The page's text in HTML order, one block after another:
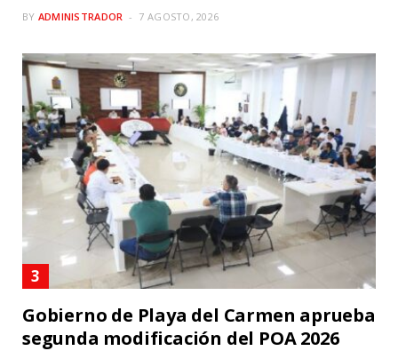
BY ADMINISTRADOR 7 AGOSTO, 2026
Gobierno de Playa del Carmen aprueba
segunda modificación del POA 2026